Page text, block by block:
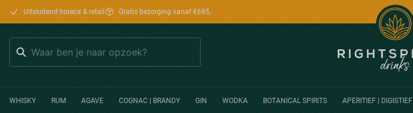
Uitsluitend horeca & retail Gratis bezorging vanaf €695,-
WHISKY RUM AGAVE COGNAC | BRANDY GIN WODKA BOTANICAL SPIRITS APERITIEF | DIGISTIEF